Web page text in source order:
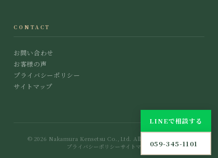
CONTACT
お問い合わせ
お客様の声
プライバシーポリシー
サイトマップ
© 2026 Nakamura Kensetsu Co.,Ltd. All Rights Reserved.
プライバシーポリシーサイトマップ
LINEで相談する
059-345-1101